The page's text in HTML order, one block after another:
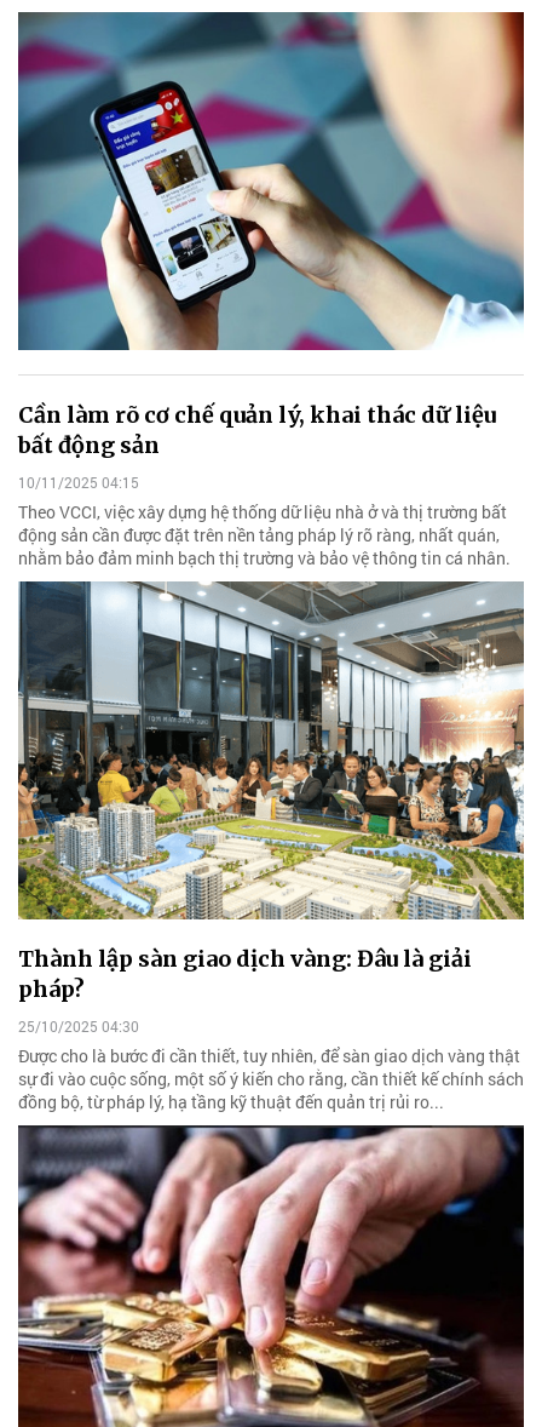
Cần làm rõ cơ chế quản lý, khai thác dữ liệu
bất động sản
10/11/2025 04:15
Theo VCCI, việc xây dựng hệ thống dữ liệu nhà ở và thị trường bất
động sản cần được đặt trên nền tảng pháp lý rõ ràng, nhất quán,
nhằm bảo đảm minh bạch thị trường và bảo vệ thông tin cá nhân.
Thành lập sàn giao dịch vàng: Đâu là giải
pháp?
25/10/2025 04:30
Được cho là bước đi cần thiết, tuy nhiên, để sàn giao dịch vàng thật
sự đi vào cuộc sống, một số ý kiến cho rằng, cần thiết kế chính sách
đồng bộ, từ pháp lý, hạ tầng kỹ thuật đến quản trị rủi ro...